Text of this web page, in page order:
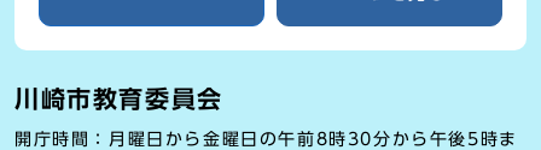
川崎市教育委員会
開庁時間：月曜日から金曜日の午前8時30分から午後5時ま